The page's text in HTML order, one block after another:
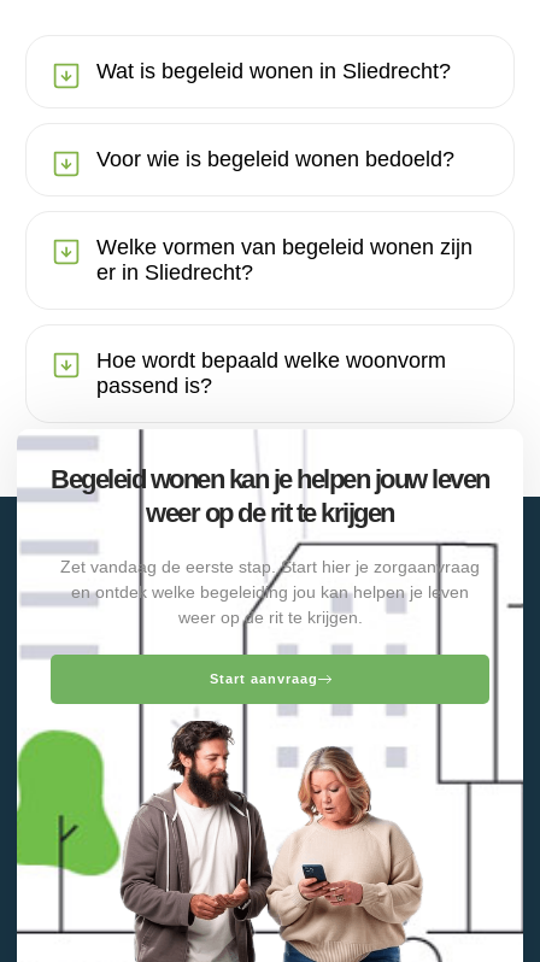
Wat is begeleid wonen in Sliedrecht?
Voor wie is begeleid wonen bedoeld?
Welke vormen van begeleid wonen zijn
er in Sliedrecht?
Hoe wordt bepaald welke woonvorm
passend is?
Begeleid wonen kan je helpen jouw leven
weer op de rit te krijgen
Zet vandaag de eerste stap. Start hier je zorgaanvraag
en ontdek welke begeleiding jou kan helpen je leven
weer op de rit te krijgen.
Start aanvraag